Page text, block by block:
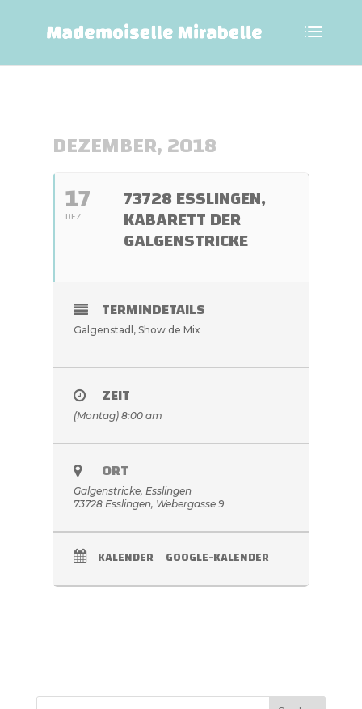
DEZEMBER, 2018
17
DEZ
73728 ESSLINGEN,
KABARETT DER
GALGENSTRICKE
TERMINDETAILS
Galgenstadl, Show de Mix
ZEIT
(Montag) 8:00 am
ORT
Galgenstricke, Esslingen
73728 Esslingen, Webergasse 9
KALENDER GOOGLE-KALENDER